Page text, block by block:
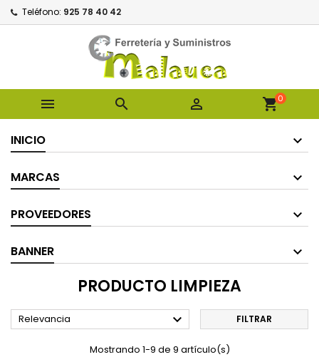
Teléfono: 925 78 40 42
   shopping_cart0
INICIO
MARCAS
PROVEEDORES
BANNER
PRODUCTO LIMPIEZA
Relevancia  FILTRAR
Mostrando 1-9 de 9 artículo(s)